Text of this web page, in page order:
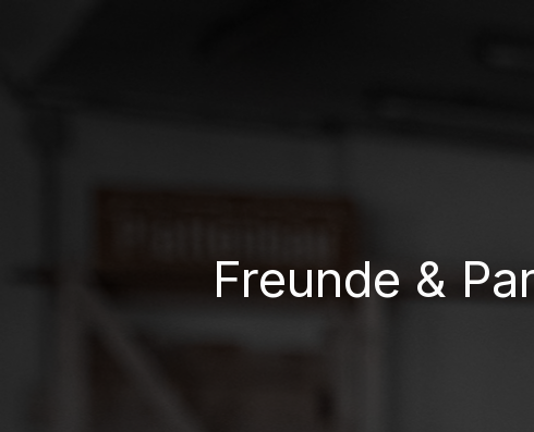
Freunde &